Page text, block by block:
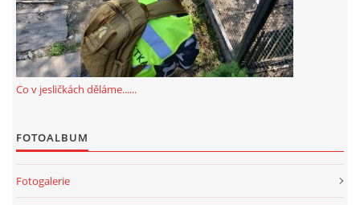
Co v jesličkách děláme......
FOTOALBUM
Fotogalerie